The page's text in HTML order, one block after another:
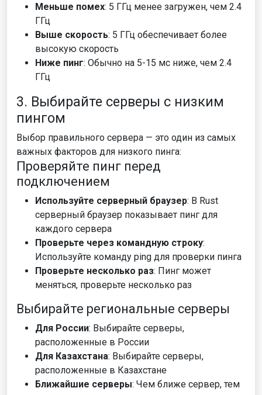
Меньше помех: 5 ГГц менее загружен, чем 2.4
ГГц
Выше скорость: 5 ГГц обеспечивает более
высокую скорость
Ниже пинг: Обычно на 5-15 мс ниже, чем 2.4
ГГц
3. Выбирайте серверы с низким
пингом
Выбор правильного сервера — это один из самых
важных факторов для низкого пинга:
Проверяйте пинг перед
подключением
Используйте серверный браузер: В Rust
серверный браузер показывает пинг для
каждого сервера
Проверьте через командную строку:
Используйте команду ping для проверки пинга
Проверьте несколько раз: Пинг может
меняться, проверьте несколько раз
Выбирайте региональные серверы
Для России: Выбирайте серверы,
расположенные в России
Для Казахстана: Выбирайте серверы,
расположенные в Казахстане
Ближайшие серверы: Чем ближе сервер, тем